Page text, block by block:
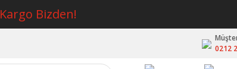
Kargo Bizden!
0212